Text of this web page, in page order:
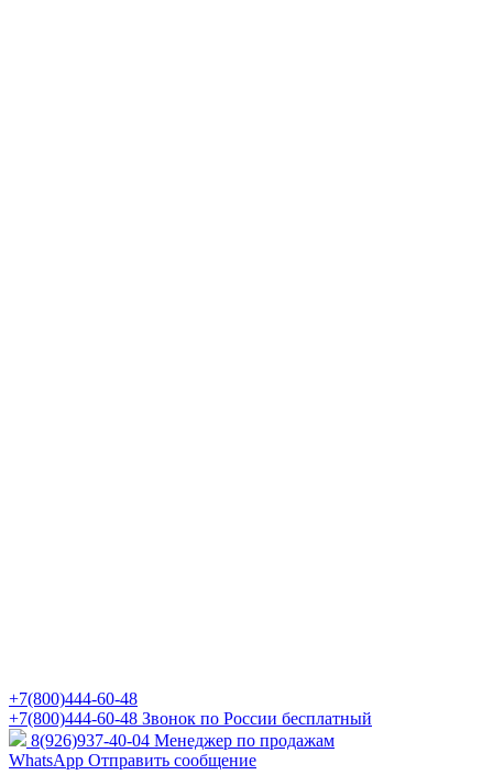
+7(800)444-60-48
+7(800)444-60-48 Звонок по России бесплатный
8(926)937-40-04 Менеджер по продажам
WhatsApp Отправить сообщение